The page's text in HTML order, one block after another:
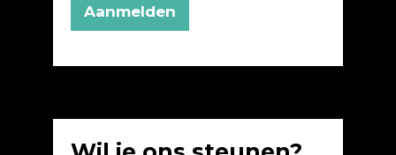
Aanmelden